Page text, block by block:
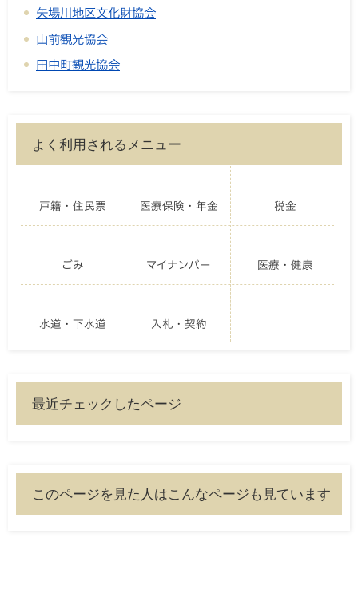
矢場川地区文化財協会
山前観光協会
田中町観光協会
よく利用されるメニュー
戸籍・住民票 医療保険・年金 税金
ごみ マイナンバー 医療・健康
水道・下水道 入札・契約
最近チェックしたページ
このページを見た人はこんなページも見ています